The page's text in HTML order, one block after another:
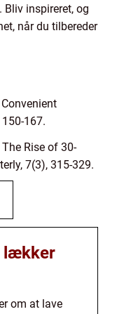
inspireret, og
når du tilbereder
167.
Rise of 30-
7(3), 315-329.
lækker
om at lave